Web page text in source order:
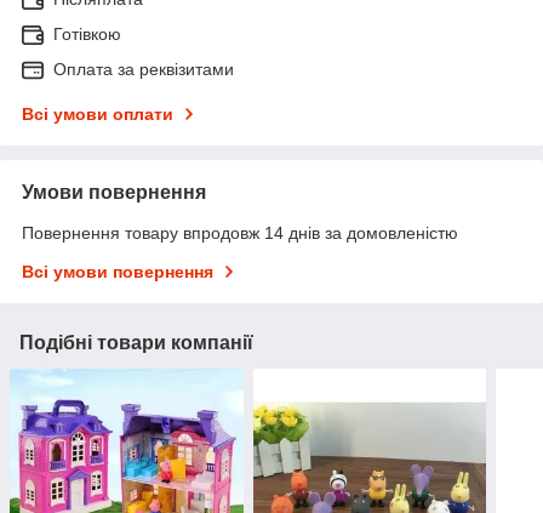
Готівкою
Оплата за реквізитами
Всі умови оплати
Умови повернення
Повернення товару впродовж 14 днів за домовленістю
Всі умови повернення
Подібні товари компанії